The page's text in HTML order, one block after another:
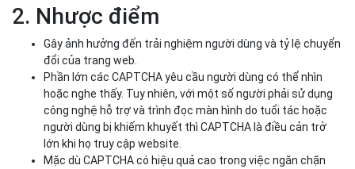
2. Nhược điểm
Gây ảnh hưởng đến trải nghiệm người dùng và tỷ lệ chuyển
đổi của trang web.
Phần lớn các CAPTCHA yêu cầu người dùng có thể nhìn
hoặc nghe thấy. Tuy nhiên, với một số người phải sử dụng
công nghệ hỗ trợ và trình đọc màn hình do tuổi tác hoặc
người dùng bị khiếm khuyết thì CAPTCHA là điều cản trở
lớn khi họ truy cập website.
Mặc dù CAPTCHA có hiệu quả cao trong việc ngăn chặn